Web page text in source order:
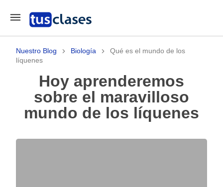
Nuestro Blog Biología
Qué es el mundo de los
líquenes
Hoy aprenderemos
sobre el maravilloso
mundo de los líquenes